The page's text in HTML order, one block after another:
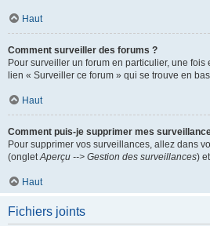
Haut
Comment surveiller des forums ?
Pour surveiller un forum en particulier, une
lien « Surveiller ce forum » qui se trouve en
Haut
Comment puis-je supprimer mes
Pour supprimer vos surveillances, allez dans
(ongletAperçu --> Gestion des surveillances)
Haut
Fichiers joints